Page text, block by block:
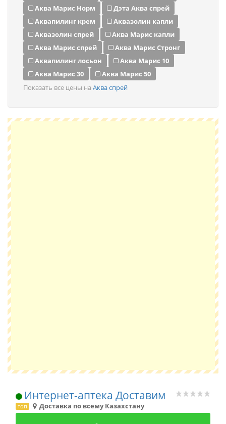
Аква Марис Норм
Дэта Аква спрей
Аквапилинг крем
Аквазолин капли
Аквазолин спрей
Аква Марис капли
Аква Марис спрей
Аква Марис Стронг
Аквапилинг лосьон
Аква Марис 10
Аква Марис 30
Аква Марис 50
Показать все цены на Аква спрей
Интернет-аптека Доставим
топ Доставка по всему Казахстану